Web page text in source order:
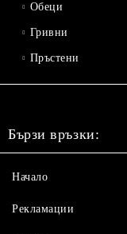
Обеци
Гривни
Пръстени
Бързи връзки:
Начало
Рекламации